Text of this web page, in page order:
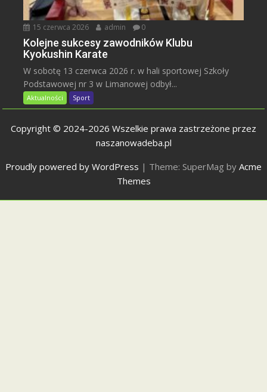
15 czerwca 2026 admin 0
Kolejne sukcesy zawodników Klubu
Kyokushin Karate
W sobotę 13 czerwca 2026 r. w hali sportowej Szkoły
Podstawowej nr 3 w Limanowej odbył...
Aktualności Sport
Copyright © 2024-2026 Wszelkie prawa zastrzeżone przez
naszanowadeba.pl
Proudly powered by WordPress | Theme: SuperMag by Acme
Themes